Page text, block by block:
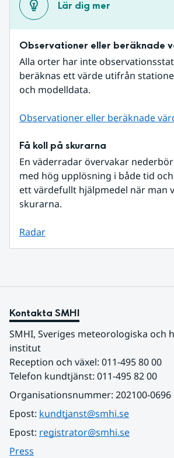
Lär dig mer
Observationer eller beräknade
Alla orter har inte
beräknas ett värde utifrån
och modelldata.
Observationer eller beräknade
Få koll på skurarna
En väderradar övervakar
med hög upplösning i både tid
ett värdefullt hjälpmedel när man
skurarna.
Radar
Kontakta SMHI
SMHI, Sveriges meteorologiska och
institut
Reception och växel: 011-495 80 00
Telefon kundtjänst: 011-495 82 00
Organisationsnummer: 202100-0696
Epost: kundtjanst@smhi.se
Epost: registrator@smhi.se
Press